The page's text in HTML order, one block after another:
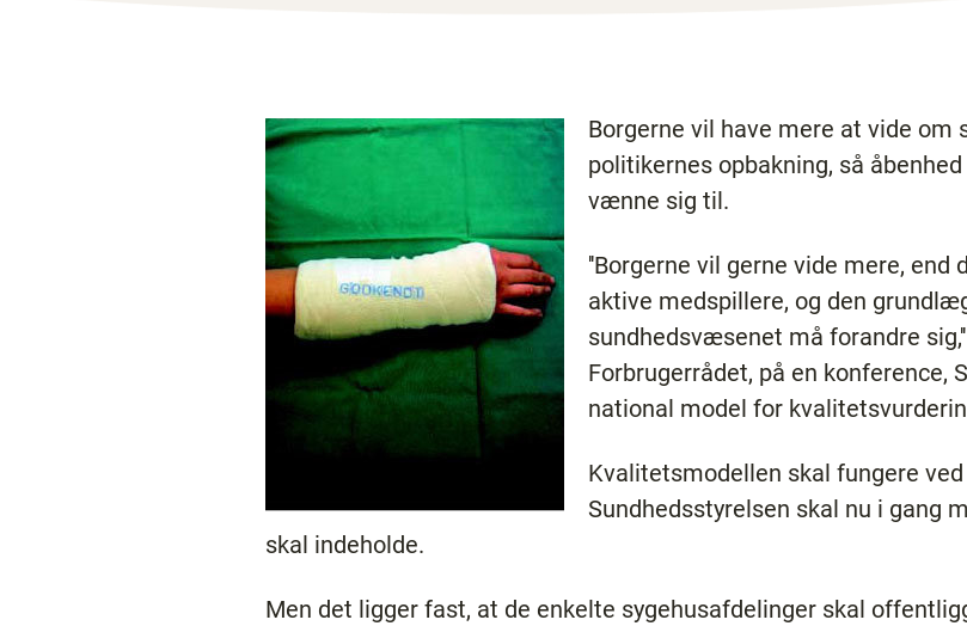
Borgerne vil have mere at vide om
politikernes opbakning, så
vænne sig til.
''Borgerne vil gerne vide mere,
aktive medspillere, og den
sundhedsvæsenet må forandre
Forbrugerrådet, på en konference,
national model for
Kvalitetsmodellen skal fungere
Sundhedsstyrelsen skal nu i gang
skal indeholde.
Men det ligger fast, at de enkelte sygehusafdelinger skal